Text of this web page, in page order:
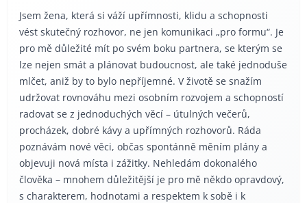
Jsem žena, která si váží upřímnosti, klidu a schopnosti
vést skutečný rozhovor, ne jen komunikaci „pro formu“. Je
pro mě důležité mít po svém boku partnera, se kterým se
lze nejen smát a plánovat budoucnost, ale také jednoduše
mlčet, aniž by to bylo nepříjemné. V životě se snažím
udržovat rovnováhu mezi osobním rozvojem a schopností
radovat se z jednoduchých věcí – útulných večerů,
procházek, dobré kávy a upřímných rozhovorů. Ráda
poznávám nové věci, občas spontánně měním plány a
objevuji nová místa i zážitky. Nehledám dokonalého
člověka – mnohem důležitější je pro mě někdo opravdový,
s charakterem, hodnotami a respektem k sobě i k